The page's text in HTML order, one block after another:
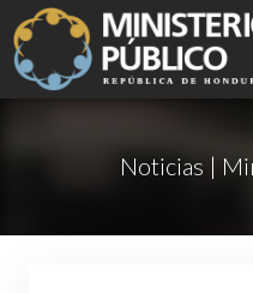
Noticias |